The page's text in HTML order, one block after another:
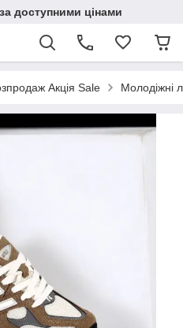
доступними цінами
Акція Sale Молодіжні